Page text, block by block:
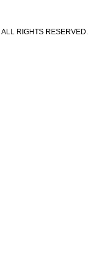
ALL RIGHTS RESERVED.